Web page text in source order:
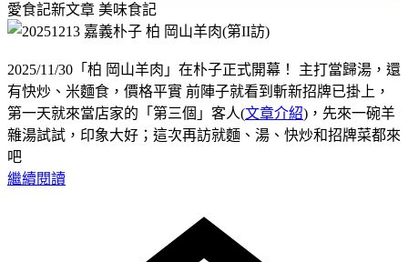
愛食記新文章 美味食記
2025/11/30「柏 岡山羊肉」在朴子正式開幕！ 主打當歸湯，還
有快炒、米麵食，價格平實 前陣子就看到斬新招牌已掛上，
第一天就來當店家的「第三個」客人(文章介紹)，先來一碗羊
雜湯試試，印象大好；這次再訪就麵、湯、快炒和招牌菜都來
吧
繼續閱讀